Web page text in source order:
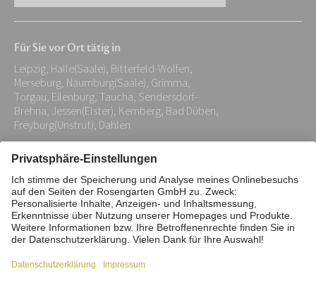
Adresse:
*
Für Sie vor Ort tätig in
Leipzig, Halle(Saale), Bitterfeld-Wolfen,
Merseburg, Naumburg(Saale), Grimma,
Torgau, Eilenburg, Taucha, Sendersdorf-
Brehna, Jessen(Elster), Kemberg, Bad Düben,
Freyburg(Unstrut), Dahlen
Impressum Datenschutz
Stiftung
Interne Meldestelle
Zahlungsmittel
Barrierefreiheitserklärung
Vertrag widerrufen